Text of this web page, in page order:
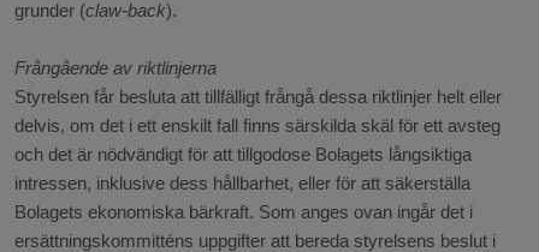
grunder (claw-back).
Frångående av riktlinjerna
Styrelsen får besluta att tillfälligt frångå dessa riktlinjer helt eller
delvis, om det i ett enskilt fall finns särskilda skäl för ett avsteg
och det är nödvändigt för att tillgodose Bolagets långsiktiga
intressen, inklusive dess hållbarhet, eller för att säkerställa
Bolagets ekonomiska bärkraft. Som anges ovan ingår det i
ersättningskommitténs uppgifter att bereda styrelsens beslut i